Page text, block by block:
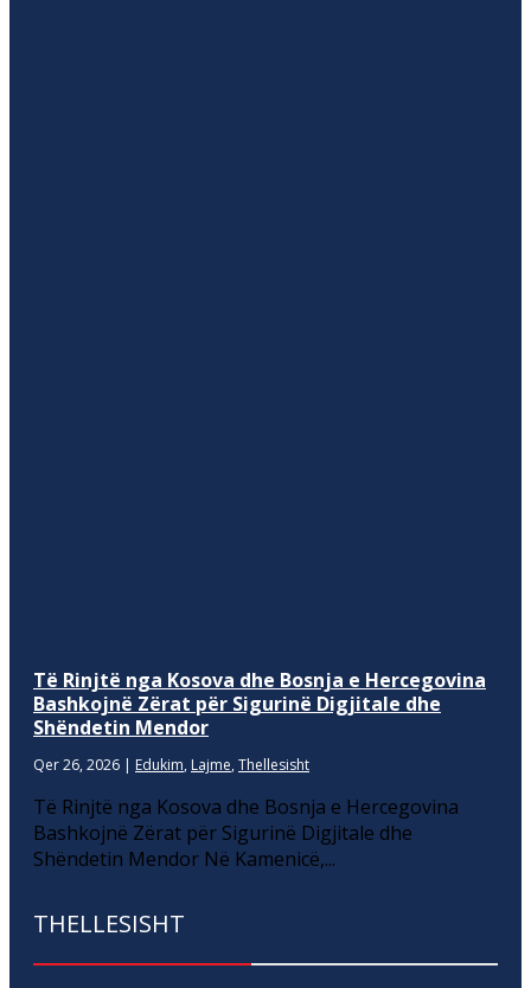
Të Rinjtë nga Kosova dhe Bosnja e Hercegovina
Bashkojnë Zërat për Sigurinë Digjitale dhe
Shëndetin Mendor
Qer 26, 2026 | Edukim, Lajme, Thellesisht
Të Rinjtë nga Kosova dhe Bosnja e Hercegovina
Bashkojnë Zërat për Sigurinë Digjitale dhe
Shëndetin Mendor Në Kamenicë,...
THELLESISHT